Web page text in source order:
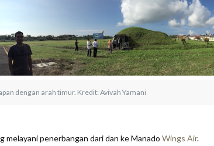
dengan arah timur. Kredit: Avivah Yamani
melayani penerbangan dari dan ke Manado Wings Air.